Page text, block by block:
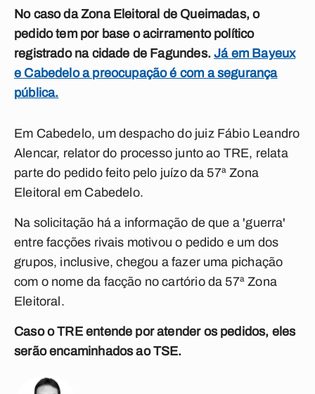
No caso da Zona Eleitoral de Queimadas, o
pedido tem por base o acirramento político
registrado na cidade de Fagundes.Já em Bayeux
e Cabedelo a preocupação é com a segurança
pública.
Em Cabedelo, um despacho do juiz Fábio Leandro
Alencar, relator do processo junto ao TRE, relata
parte do pedido feito pelo juízo da 57ª Zona
Eleitoral em Cabedelo.
Na solicitação há a informação de que a 'guerra'
entre facções rivais motivou o pedido e um dos
grupos, inclusive, chegou a fazer uma pichação
com o nome da facção no cartório da 57ª Zona
Eleitoral.
Caso o TRE entende por atender os pedidos, eles
serão encaminhados ao TSE.